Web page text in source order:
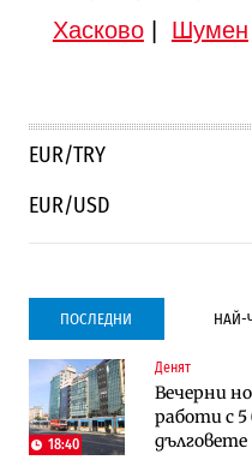
Хасково| Шумен
EUR/TRY
EUR/USD
ПОСЛЕДНИ НАЙ-
18:40
Денят
Вечерни
работи с 5
дълговете
Градоустройство
Столична
трасе по
Компании
Vivacom
90%